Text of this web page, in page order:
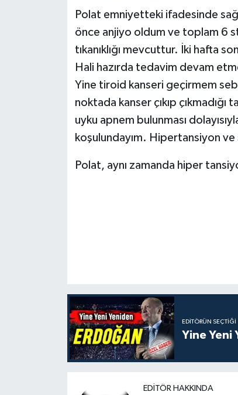
Polat emniyetteki ifadesinde
önce anjiyo oldum ve toplam 6
tıkanıklığı mevcuttur. İki hafta
Hali hazırda tedavim devam
Yine tiroid kanseri geçirmem
noktada kanser çıkıp çıkmadığı
uyku apnem bulunması
koşulundayım. Hipertansiyon
Polat, aynı zamanda hiper
EDITÖRÜN SEÇTIĞI
Yine Yeni
EDITÖR HAKKINDA